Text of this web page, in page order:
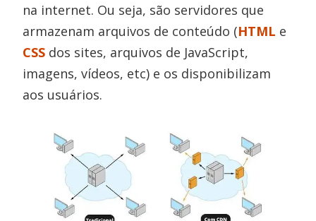
na internet. Ou seja, são servidores que
armazenam arquivos de conteúdo (HTML e
CSS dos sites, arquivos de JavaScript,
imagens, vídeos, etc) e os disponibilizam
aos usuários.